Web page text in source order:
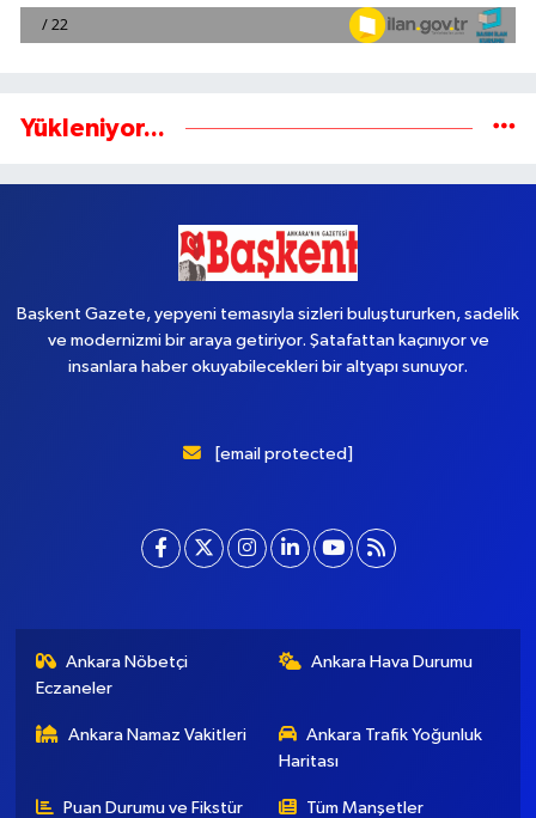
Yükleniyor...
Başkent Gazete, yepyeni temasıyla sizleri buluştururken, sadelik
ve modernizmi bir araya getiriyor. Şatafattan kaçınıyor ve
insanlara haber okuyabilecekleri bir altyapı sunuyor.
[email protected]
Ankara Nöbetçi
Eczaneler
Ankara Hava Durumu
Ankara Namaz Vakitleri
Ankara Trafik Yoğunluk
Haritası
Puan Durumu ve Fikstür Tüm Manşetler